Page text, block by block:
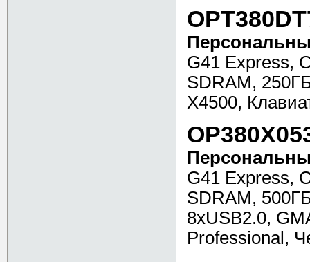
G41 Express,
SDRAM,
X4500,
G41 Express,
SDRAM,
8xUSB2.0,
Professional,